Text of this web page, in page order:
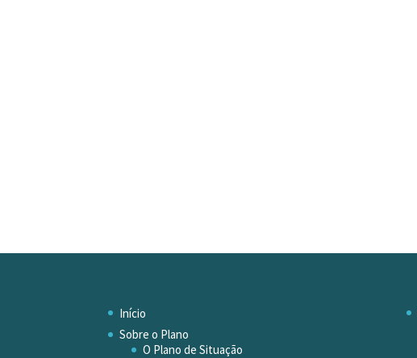
Início
Sobre o Plano
O Plano de Situação